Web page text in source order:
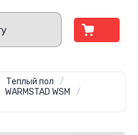
Теплый пол
/
WARMSTAD WSM
/